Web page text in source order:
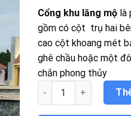
Cổng khu lăng mộ
gồm có cột trụ hai
cao cột khoang mét
ghê chầu hoặc một
chắn phong thủy
Cổng khu lăng mộ số